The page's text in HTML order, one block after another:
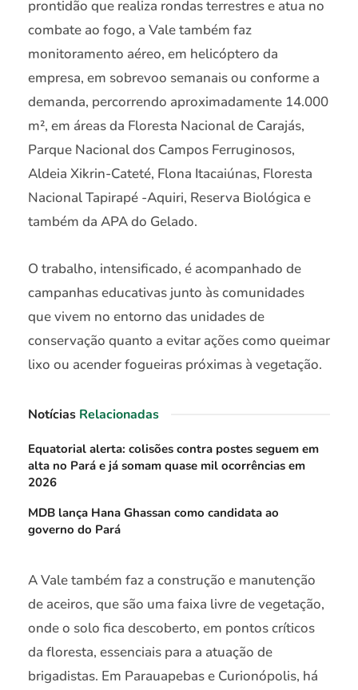
prontidão que realiza rondas terrestres e atua no
combate ao fogo, a Vale também faz
monitoramento aéreo, em helicóptero da
empresa, em sobrevoo semanais ou conforme a
demanda, percorrendo aproximadamente 14.000
m², em áreas da Floresta Nacional de Carajás,
Parque Nacional dos Campos Ferruginosos,
Aldeia Xikrin-Cateté, Flona Itacaiúnas, Floresta
Nacional Tapirapé -Aquiri, Reserva Biológica e
também da APA do Gelado.
O trabalho, intensificado, é acompanhado de
campanhas educativas junto às comunidades
que vivem no entorno das unidades de
conservação quanto a evitar ações como queimar
lixo ou acender fogueiras próximas à vegetação.
Notícias Relacionadas
Equatorial alerta: colisões contra postes seguem em
alta no Pará e já somam quase mil ocorrências em
2026
MDB lança Hana Ghassan como candidata ao
governo do Pará
A Vale também faz a construção e manutenção
de aceiros, que são uma faixa livre de vegetação,
onde o solo fica descoberto, em pontos críticos
da floresta, essenciais para a atuação de
brigadistas. Em Parauapebas e Curionópolis, há